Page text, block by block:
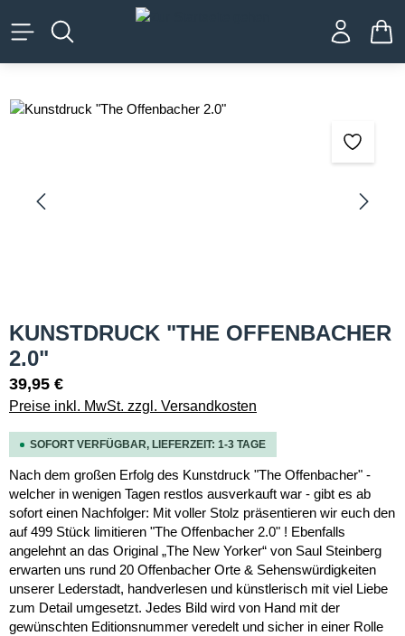
springen
Bildergalerie überspringen
KUNSTDRUCK "THE OFFENBACHER
2.0"
39,95 €
Preise inkl. MwSt. zzgl. Versandkosten
SOFORT VERFÜGBAR, LIEFERZEIT: 1-3 TAGE
Nach dem großen Erfolg des Kunstdruck "The Offenbacher" -
welcher in wenigen Tagen restlos ausverkauft war - gibt es ab
sofort einen Nachfolger: Mit voller Stolz präsentieren wir euch den
auf 499 Stück limitieren "The Offenbacher 2.0" ! Ebenfalls
angelehnt an das Original „The New Yorker“ von Saul Steinberg
erwarten uns rund 20 Offenbacher Orte & Sehenswürdigkeiten
unserer Lederstadt, handverlesen und künstlerisch mit viel Liebe
zum Detail umgesetzt. Jedes Bild wird von Hand mit der
gewünschten Editionsnummer veredelt und sicher in einer Rolle